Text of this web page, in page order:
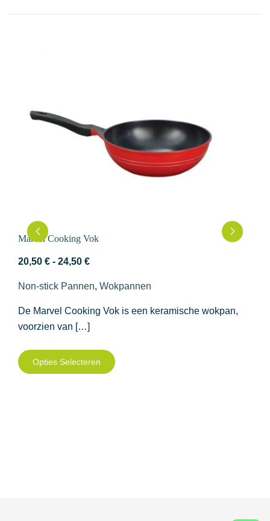
Marvel Cooking Vok
20,50 € - 24,50 €Prijsklasse:
tot
24,50 €
Non-stick Pannen, Wokpannen
De Marvel Cooking Vok is een keramische wokpan,
voorzien van […]
Opties Selecteren
product